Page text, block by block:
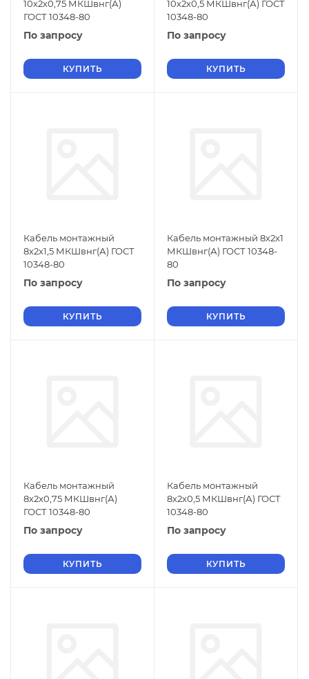
10х2х0,75 МКШвнг(А)
ГОСТ 10348-80
По запросу
КУПИТЬ
10х2х0,5 МКШвнг(А) ГОСТ
10348-80
По запросу
КУПИТЬ
Кабель монтажный
8х2х1,5 МКШвнг(А) ГОСТ
10348-80
По запросу
КУПИТЬ
Кабель монтажный 8х2х1
МКШвнг(А) ГОСТ 10348-
80
По запросу
КУПИТЬ
Кабель монтажный
8х2х0,75 МКШвнг(А)
ГОСТ 10348-80
По запросу
КУПИТЬ
Кабель монтажный
8х2х0,5 МКШвнг(А) ГОСТ
10348-80
По запросу
КУПИТЬ